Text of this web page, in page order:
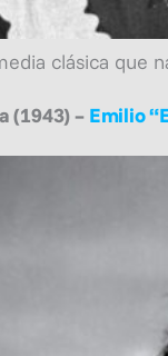
clásica que
(1943) – Emilio